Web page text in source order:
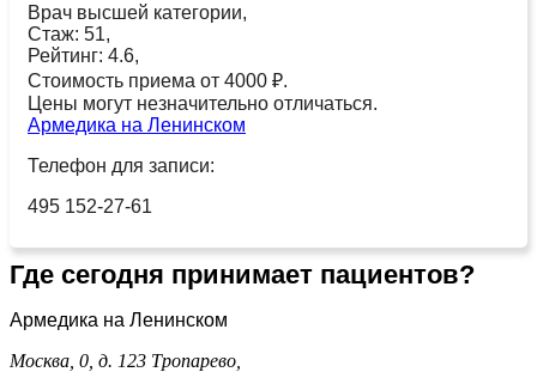
Врач высшей категории,
Стаж: 51,
Рейтинг: 4.6,
Стоимость приема от 4000 ₽.
Цены могут незначительно отличаться.
Армедика на Ленинском
Телефон для записи:
495 152-27-61
Где сегодня принимает пациентов?
Армедика на Ленинском
Москва, 0, д. 123 Тропарево,